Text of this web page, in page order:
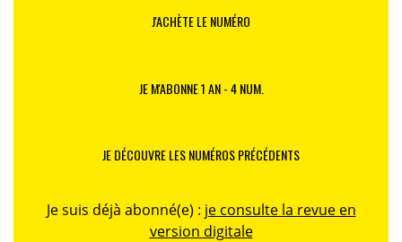
J'ACHÈTE LE NUMÉRO
JE M'ABONNE 1 AN - 4 NUM.
JE DÉCOUVRE LES NUMÉROS PRÉCÉDENTS
Je suis déjà abonné(e) : je consulte la revue en
version digitale